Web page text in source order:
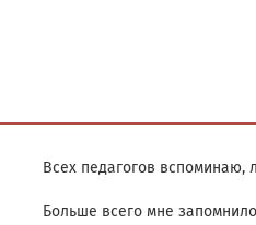
Всех педагогов вспоминаю,
Больше всего мне